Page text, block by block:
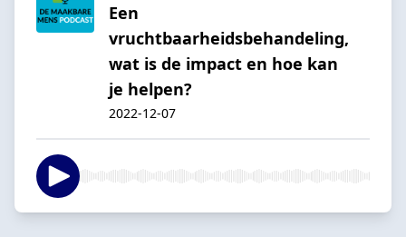
Een
vruchtbaarheidsbehandeling,
wat is de impact en hoe kan
je helpen?
2022-12-07